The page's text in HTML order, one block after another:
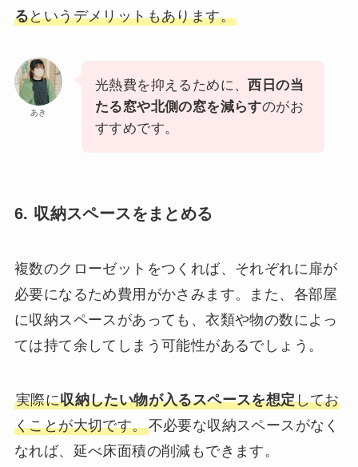
るというデメリットもあります。
あき
光熱費を抑えるために、西日の当
たる窓や北側の窓を減らすのがお
すすめです。
6. 収納スペースをまとめる
複数のクローゼットをつくれば、それぞれに扉が
必要になるため費用がかさみます。また、各部屋
に収納スペースがあっても、衣類や物の数によっ
ては持て余してしまう可能性があるでしょう。
実際に収納したい物が入るスペースを想定してお
くことが大切です。不必要な収納スペースがなく
なれば、延べ床面積の削減もできます。